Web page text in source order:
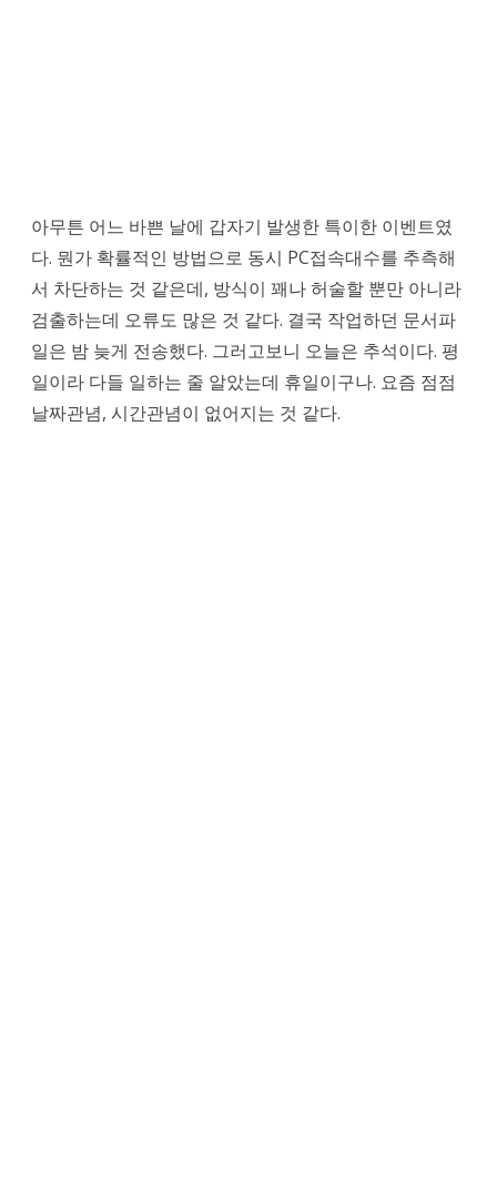
아무튼 어느 바쁜 날에 갑자기 발생한 특이한 이벤트였
다. 뭔가 확률적인 방법으로 동시 PC접속대수를 추측해
서 차단하는 것 같은데, 방식이 꽤나 허술할 뿐만 아니라
검출하는데 오류도 많은 것 같다. 결국 작업하던 문서파
일은 밤 늦게 전송했다. 그러고보니 오늘은 추석이다. 평
일이라 다들 일하는 줄 알았는데 휴일이구나. 요즘 점점
날짜관념, 시간관념이 없어지는 것 같다.